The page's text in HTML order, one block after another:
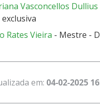
Vasconcellos Dullius
Rates Vieira - Mestre -
em: 04-02-2025